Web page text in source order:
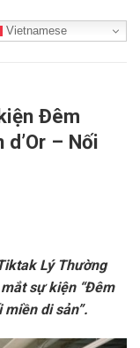
Vietnamese
Đêm
– Nối
Lý Thường
sự kiện “Đêm
miền di sản”.